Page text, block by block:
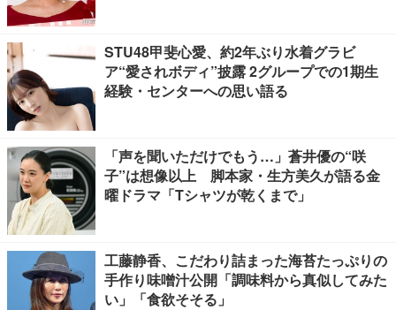
STU48甲斐心愛、約2年ぶり水着グラビ
ア“愛されボディ”披露 2グループでの1期生
経験・センターへの思い語る
「声を聞いただけでもう…」蒼井優の“咲
子”は想像以上 脚本家・生方美久が語る金
曜ドラマ「Tシャツが乾くまで」
工藤静香、こだわり詰まった海苔たっぷりの
手作り味噌汁公開「調味料から真似してみた
い」「食欲そそる」